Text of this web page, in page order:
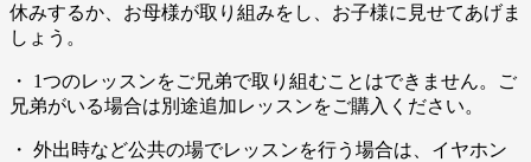
休みするか、お母様が取り組みをし、お子様に見せてあげま
しょう。
・ 1つのレッスンをご兄弟で取り組むことはできません。ご
兄弟がいる場合は別途追加レッスンをご購入ください。
・ 外出時など公共の場でレッスンを行う場合は、イヤホン